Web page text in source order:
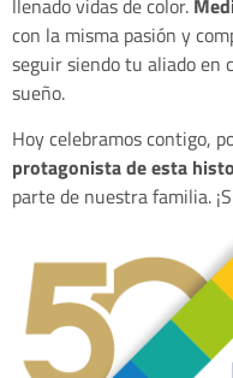
con la misma pasión y
seguir siendo tu aliado en
sueño.
Hoy celebramos contigo,
protagonista de esta
parte de nuestra familia.